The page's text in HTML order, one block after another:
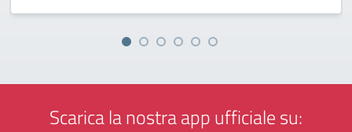
Scarica la nostra app ufficiale su: